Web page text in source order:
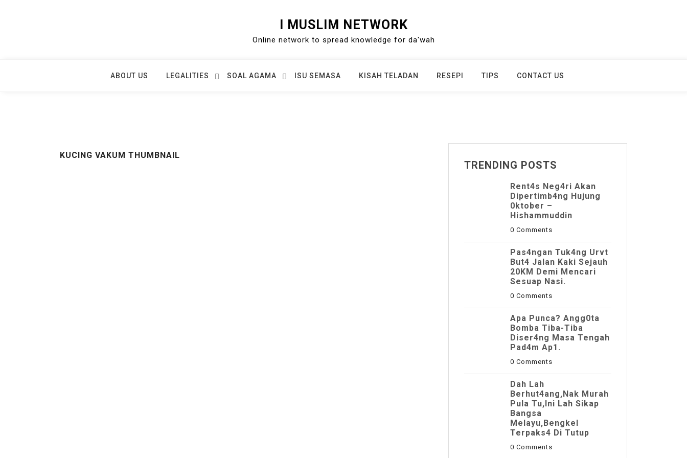
I MUSLIM NETWORK
Online network to spread knowledge for da'wah
ABOUT US LEGALITIES SOAL AGAMA ISU SEMASA KISAH TELADAN RESEPI TIPS CONTACT US
KUCING VAKUM THUMBNAIL
TRENDING POSTS
Rent4s Neg4ri Akan
Dipertimb4ng Hujung
0ktober –
Hishammuddin
0 Comments
Pas4ngan Tuk4ng Urvt
But4 JaIan Kaki Sejauh
20KM Demi Mencari
Sesuap Nasi.
0 Comments
Apa Punca? Angg0ta
Bomba Tiba-Tiba
Diser4ng Masa Tengah
Pad4m Ap1.
0 Comments
Dah Lah
Berhut4ang,Nak Murah
Pula Tu,Ini Lah Sikap
Bangsa
Melayu,Bengkel
Terpaks4 Di Tutup
0 Comments